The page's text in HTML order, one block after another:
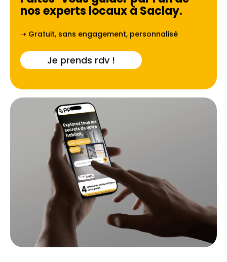
nos experts locaux à Saclay.
➝ Gratuit, sans engagement, personnalisé
Je prends rdv !